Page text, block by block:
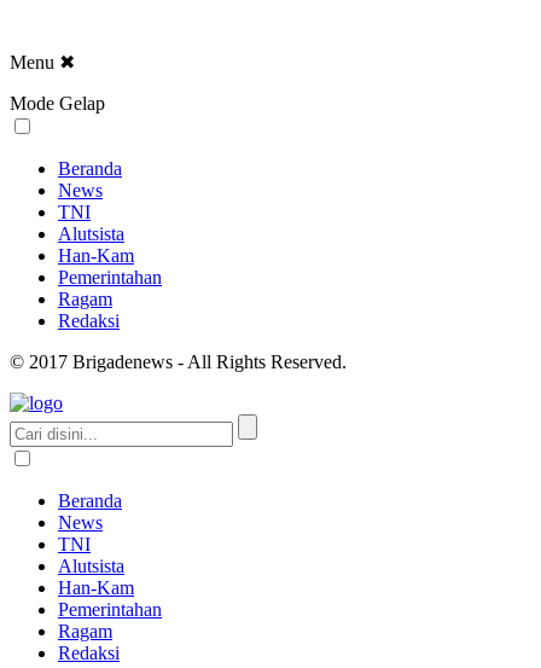
Menu ✖
Mode Gelap
Beranda
News
TNI
Alutsista
Han-Kam
Pemerintahan
Ragam
Redaksi
© 2017 Brigadenews - All Rights Reserved.
Beranda
News
TNI
Alutsista
Han-Kam
Pemerintahan
Ragam
Redaksi